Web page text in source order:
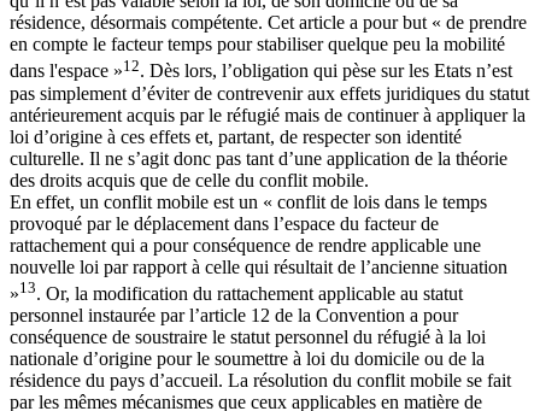
résidence, désormais compétente. Cet article a pour but « de prendre
en compte le facteur temps pour stabiliser quelque peu la mobilité
dans l'espace »12. Dès lors, l’obligation qui pèse sur les Etats n’est
pas simplement d’éviter de contrevenir aux effets juridiques du statut
antérieurement acquis par le réfugié mais de continuer à appliquer la
loi d’origine à ces effets et, partant, de respecter son identité
culturelle. Il ne s’agit donc pas tant d’une application de la théorie
des droits acquis que de celle du conflit mobile.
En effet, un conflit mobile est un « conflit de lois dans le temps
provoqué par le déplacement dans l’espace du facteur de
rattachement qui a pour conséquence de rendre applicable une
nouvelle loi par rapport à celle qui résultait de l’ancienne situation
»13. Or, la modification du rattachement applicable au statut
personnel instaurée par l’article 12 de la Convention a pour
conséquence de soustraire le statut personnel du réfugié à la loi
nationale d’origine pour le soumettre à loi du domicile ou de la
résidence du pays d’accueil. La résolution du conflit mobile se fait
par les mêmes mécanismes que ceux applicables en matière de